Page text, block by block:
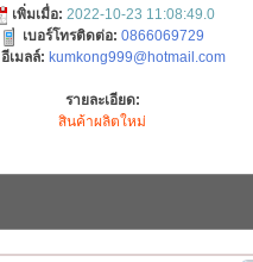
เพิ่มเมื่อ: 2022-10-23 11:08:49.0
เบอร์โทรติดต่อ: 0866069729
อีเมลล์: kumkong999@hotmail.com
รายละเอียด:
สินค้าผลิตใหม่